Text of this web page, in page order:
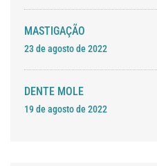
MASTIGAÇÃO
23 de agosto de 2022
DENTE MOLE
19 de agosto de 2022